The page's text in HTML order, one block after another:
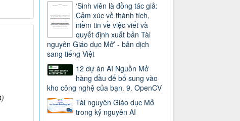
‘Sinh viên là đồng tác giả:
Cảm xúc về thành tích,
niềm tin về việc viết và
quyết định xuất bản Tài
nguyên Giáo dục Mở’ - bản dịch
sang tiếng Việt
12 dự án AI Nguồn Mở
hàng đầu để bổ sung vào
kho công nghệ của bạn. 9. OpenCV
Tài nguyên Giáo dục Mở
trong kỷ nguyên AI